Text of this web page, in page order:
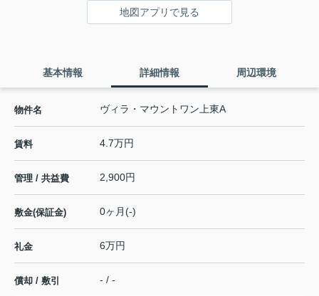
地図アプリで見る
基本情報 詳細情報 周辺環境
物件名 ヴィラ・マウントワン上東A
賃料 4.7万円
管理 / 共益費 2,900円
敷金(保証金) 0ヶ月(-)
礼金 6万円
償却 / 敷引 - / -